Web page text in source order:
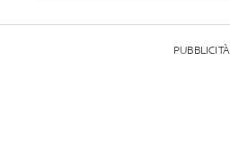
PUBBLICITÀ